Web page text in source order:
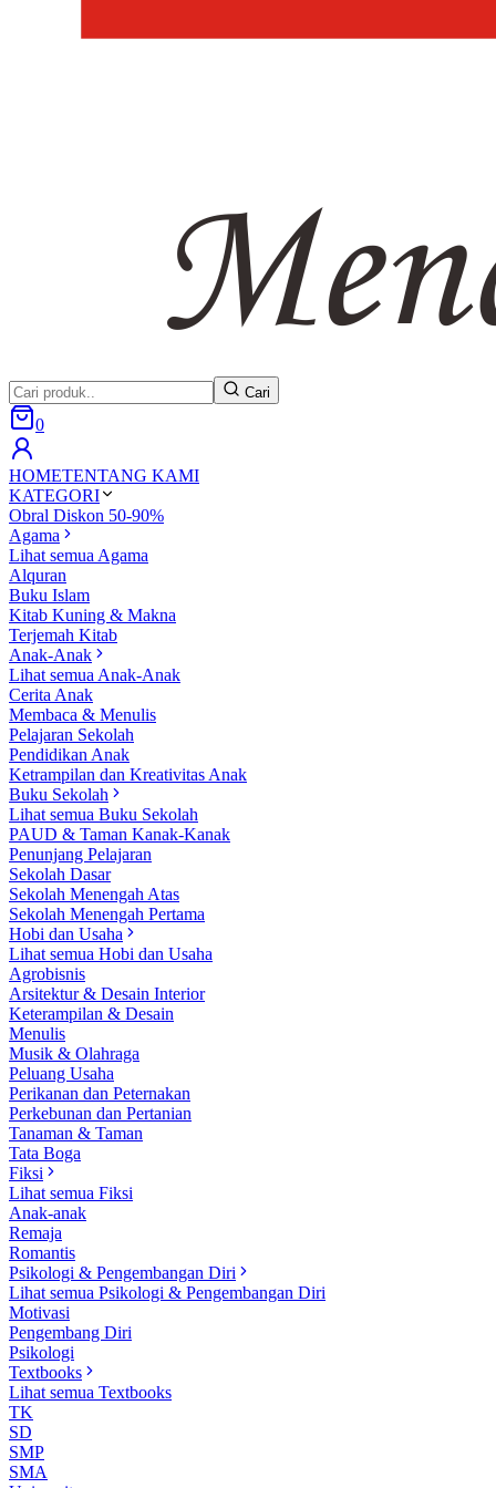
Cari
0
HOMETENTANG KAMI
KATEGORI
Obral Diskon 50-90%
Agama
Lihat semua Agama
Alquran
Buku Islam
Kitab Kuning & Makna
Terjemah Kitab
Anak-Anak
Lihat semua Anak-Anak
Cerita Anak
Membaca & Menulis
Pelajaran Sekolah
Pendidikan Anak
Ketrampilan dan Kreativitas Anak
Buku Sekolah
Lihat semua Buku Sekolah
PAUD & Taman Kanak-Kanak
Penunjang Pelajaran
Sekolah Dasar
Sekolah Menengah Atas
Sekolah Menengah Pertama
Hobi dan Usaha
Lihat semua Hobi dan Usaha
Agrobisnis
Arsitektur & Desain Interior
Keterampilan & Desain
Menulis
Musik & Olahraga
Peluang Usaha
Perikanan dan Peternakan
Perkebunan dan Pertanian
Tanaman & Taman
Tata Boga
Fiksi
Lihat semua Fiksi
Anak-anak
Remaja
Romantis
Psikologi & Pengembangan Diri
Lihat semua Psikologi & Pengembangan Diri
Motivasi
Pengembang Diri
Psikologi
Textbooks
Lihat semua Textbooks
TK
SD
SMP
SMA